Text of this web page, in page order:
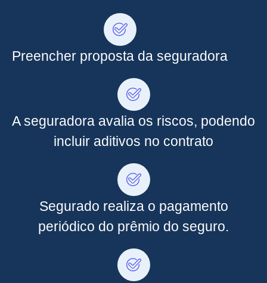
Preencher proposta da seguradora
A seguradora avalia os riscos, podendo
incluir aditivos no contrato
Segurado realiza o pagamento
periódico do prêmio do seguro.